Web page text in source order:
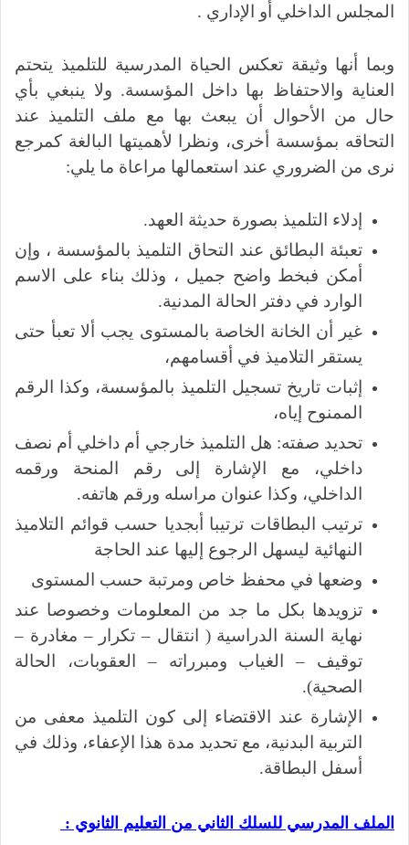
المجلس الداخلي أو الإداري .
وبما أنها وثيقة تعكس الحياة المدرسية للتلميذ يتحتم
العناية والاحتفاظ بها داخل المؤسسة. ولا ينبغي بأي
حال من الأحوال أن يبعث بها مع ملف التلميذ عند
التحاقه بمؤسسة أخرى، ونظرا لأهميتها البالغة كمرجع
نرى من الضروري عند استعمالها مراعاة ما يلي:
إدلاء التلميذ بصورة حديثة العهد.
تعبئة البطائق عند التحاق التلميذ بالمؤسسة ، وإن
أمكن فبخط واضح جميل ، وذلك بناء على الاسم
الوارد في دفتر الحالة المدنية.
غير أن الخانة الخاصة بالمستوى يجب ألا تعبأ حتى
يستقر التلاميذ في أقسامهم،
إثبات تاريخ تسجيل التلميذ بالمؤسسة، وكذا الرقم
الممنوح إياه،
تحديد صفته: هل التلميذ خارجي أم داخلي أم نصف
داخلي، مع الإشارة إلى رقم المنحة ورقمه
الداخلي، وكذا عنوان مراسله ورقم هاتفه.
ترتيب البطاقات ترتيبا أبجديا حسب قوائم التلاميذ
النهائية ليسهل الرجوع إليها عند الحاجة
وضعها في محفظ خاص ومرتبة حسب المستوى
تزويدها بكل ما جد من المعلومات وخصوصا عند
نهاية السنة الدراسية ( انتقال – تكرار – مغادرة –
توقيف – الغياب ومبرراته – العقوبات، الحالة
الصحية).
الإشارة عند الاقتضاء إلى كون التلميذ معفى من
التربية البدنية، مع تحديد مدة هذا الإعفاء، وذلك في
أسفل البطاقة.
الملف المدرسي للسلك الثاني من التعليم الثانوي :